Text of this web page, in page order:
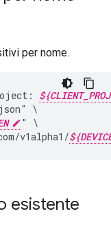
per nome.
"
v1alpha1/
esistente